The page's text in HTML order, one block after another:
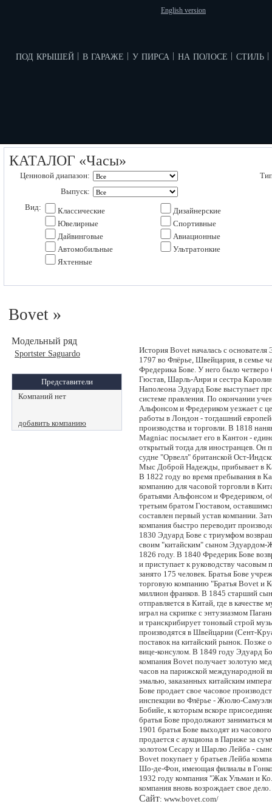
English version
под крышей в гараже у пирса на полосе стиль
КАТАЛОГ «Часы»
Ценновой диапазон:
Выпуск:
Вид:
Классические
Дизайнерские
Ювелирные
Спортивные
Дайвинговые
Авиационные
Автомобильные
Ультратонкие
Яхтенные
Bovet »
Модельный ряд
Sportster Saguardo
Представители
Компаний нет
добавить компанию
История Bovet началась с
1797 во Флёрье, Швейцария, в семье
Фредерика Бове. У него было
Гюстав, Шарль-Анри и сестра
Наполеона Эдуард Бове выступает
системе правления. По окончании
Альфонсом и Фредериком уезжает с
работы в Лондон - тогдашний
производства и торговли. В 1818
Magniac посылает его в Кантон -
открытый тогда для иностранцев. Он
судне "Орвелл" британской Ост-
Мыс Доброй Надежды, прибывает в
В 1822 году во время пребывания в
компанию для часовой торговли в
братьями Альфонсом и Фредериком,
третьим братом Гюставом,
составлен первый устав компании.
компания быстро переводит
1830 Эдуард Бове с триумфом
своим "китайским" сыном
1826 году. В 1840 Фредерик Бове
и приступает к руководству часовым
занято 175 человек. Братья Бове
торговую компанию "Братья Bovet и
миллион франков. В 1845 старший
отправляется в Китай, где в качестве
играл на скрипке с энтузиазмом
и транскрибирует тоновый строй
производятся в Швейцарии (Сент-
поставок на китайский рынок. Позже
вице-консулом. В 1849 году Эдуард
компания Bovet получает золотую
часов на парижской международной
эмалью, заказанных китайским
Бове продает свое часовое
инспекции во Флёрье - Жюлю-
Бобийе, к которым вскоре
братья Бове продолжают заниматься
1901 братья Бове выходят из
продается с аукциона в Париже за
золотом Сесару и Шарлю Лейба -
Bovet покупает у братьев Лейба
Шо-де-Фон, имеющая филиалы в
1932 году компания "Жак Ульман и
компания вновь возрождает свое дело.
Сайт: www.bovet.com/